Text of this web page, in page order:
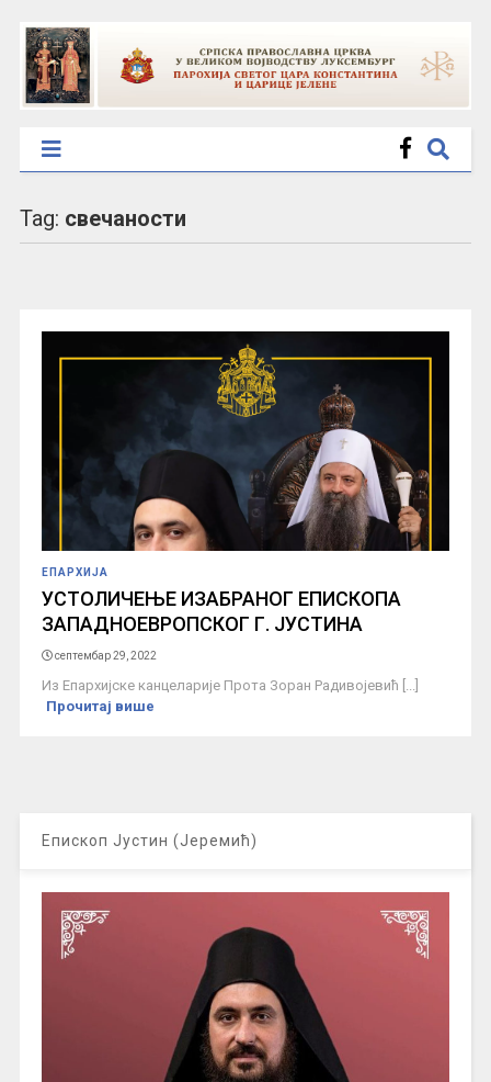
Tag: свечаности
ЕПАРХИЈА
УСТОЛИЧЕЊЕ ИЗАБРАНОГ ЕПИСКОПА
ЗАПАДНОЕВРОПСКОГ Г. ЈУСТИНА
септембар 29, 2022
Из Епархијске канцеларије Прота Зоран Радивојевић [...]
Прочитај више
Епископ Јустин (Јеремић)